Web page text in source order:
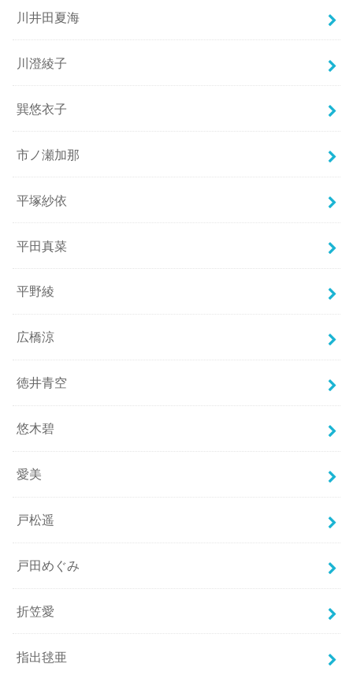
川井田夏海
川澄綾子
巽悠衣子
市ノ瀬加那
平塚紗依
平田真菜
平野綾
広橋涼
徳井青空
悠木碧
愛美
戸松遥
戸田めぐみ
折笠愛
指出毬亜